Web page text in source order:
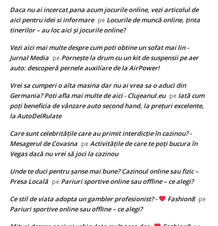
Daca nu ai incercat pana acum jocurile online, vezi articolul de
aici pentru idei si informare pe Locurile de muncă online, ținta
tinerilor – au loc aici și jocurile online?
Vezi aici mai multe despre cum poti obtine un sofat mai lin -
Jurnal Media pe Pornește la drum cu un kit de suspensii pe aer
auto: descoperă pernele auxiliare de la AirPower!
Vrei sa cumperi o alta masina dar nu ai vrea sa o aduci din
Germania? Poti afla mai multe de aici - Clujeanul.eu pe Iată cum
poți beneficia de vânzare auto second hand, la prețuri excelente,
la AutoDelRulate
Care sunt celebritățile care au primit interdicție în cazinou? -
Mesagerul de Covasna pe Activitățile de care te poți bucura în
Vegas dacă nu vrei să joci la cazinou
Unde te duci pentru șanse mai bune? Cazinoul online sau fizic –
Presa Locală pe Pariuri sportive online sau offline – ce alegi?
Ce stil de viata adopta un gambler profesionist? -
Fashion8 pe
Pariuri sportive online sau offline – ce alegi?